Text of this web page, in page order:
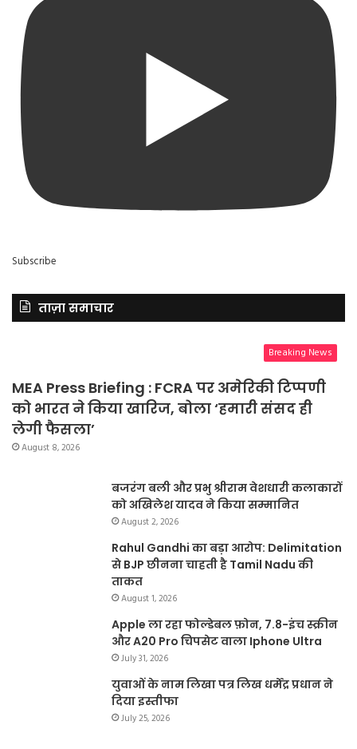
Subscribe
ताज़ा समाचार
Breaking News
MEA Press Briefing : FCRA पर अमेरिकी टिप्पणी
को भारत ने किया खारिज, बोला ‘हमारी संसद ही
लेगी फैसला’
August 8, 2026
बजरंग बली और प्रभु श्रीराम वेशधारी कलाकारों
को अखिलेश यादव ने किया सम्मानित
August 2, 2026
Rahul Gandhi का बड़ा आरोप: Delimitation
से BJP छीनना चाहती है Tamil Nadu की
ताकत
August 1, 2026
Apple ला रहा फोल्डेबल फ़ोन, 7.8-इंच स्क्रीन
और A20 Pro चिपसेट वाला Iphone Ultra
July 31, 2026
युवाओं के नाम लिखा पत्र लिख धर्मेंद्र प्रधान ने
दिया इस्तीफा
July 25, 2026